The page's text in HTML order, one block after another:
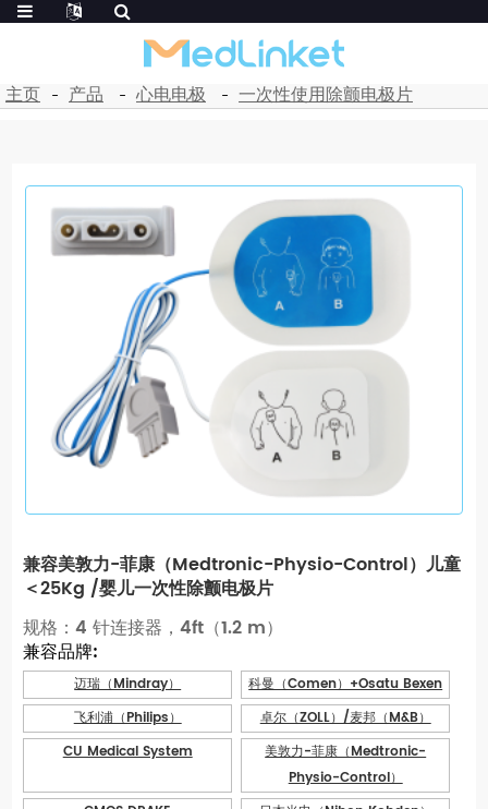
主页 产品 心电电极 一次性使用除颤电极片
兼容美敦力-菲康（Medtronic-Physio-Control）儿童
＜25Kg /婴儿一次性除颤电极片
规格：4 针连接器，4ft（1.2 m）
兼容品牌:
迈瑞（Mindray）
科曼（Comen）+Osatu Bexen
飞利浦（Philips）
卓尔（ZOLL）/麦邦（M&B）
CU Medical System
美敦力-菲康（Medtronic-
Physio-Control）